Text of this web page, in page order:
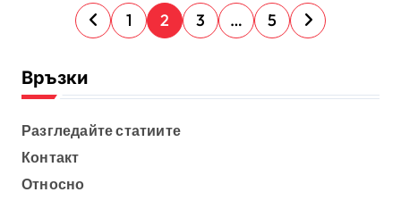
P
o
s
t
s
p
a
1 2 3 … 5
Връзки
Разгледайте статиите
Контакт
Относно